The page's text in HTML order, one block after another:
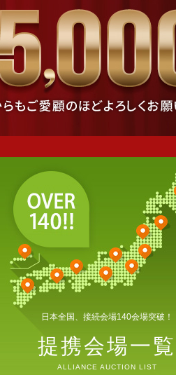
提携会場一覧
ALLIANCE AUCTION LIST
日本全国、接続会場140会場突破！